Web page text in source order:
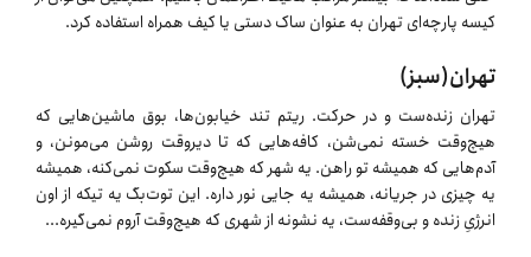
کیسه پارچه‌ای تهران به عنوان ساک دستی یا کیف همراه استفاده کرد.
تهران(سبز)
تهران زنده‌ست و در حرکت. ریتم تند خیابون‌ها، بوق ماشین‌هایی که
هیچ‌وقت خسته نمی‌شن، کافه‌هایی که تا دیروقت روشن می‌مونن، و
آدم‌هایی که همیشه تو راهن. یه شهر که هیچ‌وقت سکوت نمی‌کنه، همیشه
یه چیزی در جریانه، همیشه یه جایی نور داره. این توت‌بگ یه تیکه از اون
انرژیِ زنده و بی‌وقفه‌ست، یه نشونه از شهری که هیچ‌وقت آروم نمی‌گیره...